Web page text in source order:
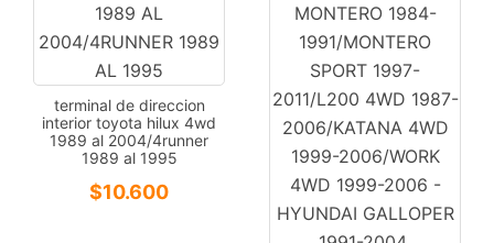
terminal de direccion
interior toyota hilux 4wd
1989 al 2004/4runner
1989 al 1995
$10.600